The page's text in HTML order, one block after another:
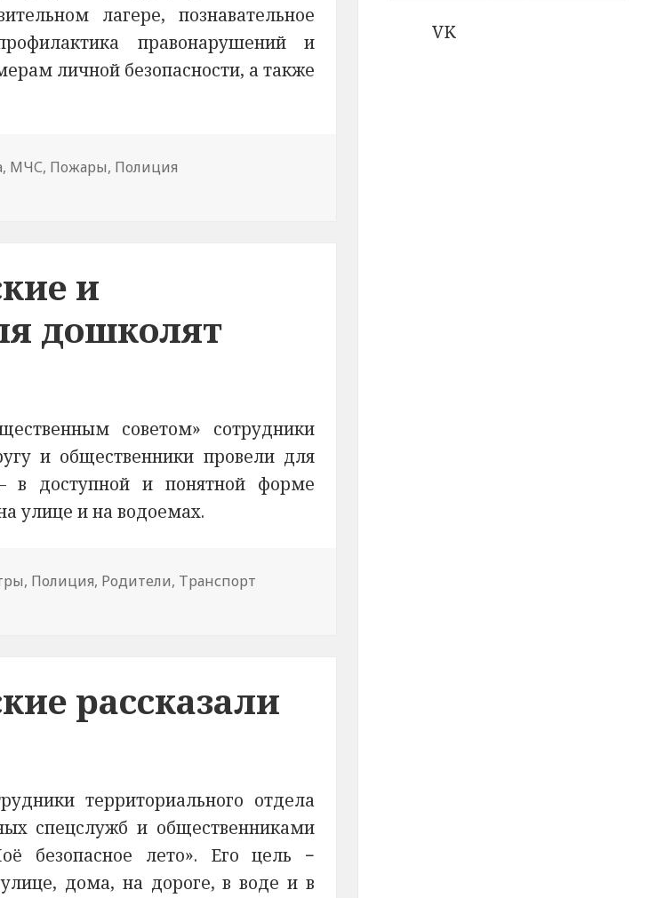
VK
лагере, познавательное
правонарушений и
личной безопасности, а также
, МЧС, Пожары, Полиция
и
дошколят
советом» сотрудники
и общественники провели для
в доступной и понятной форме
улице и на водоемах.
, Полиция, Родители, Транспорт
рассказали
территориального отдела
спецслужб и общественниками
безопасное лето». Его цель −
дома, на дороге, в воде и в